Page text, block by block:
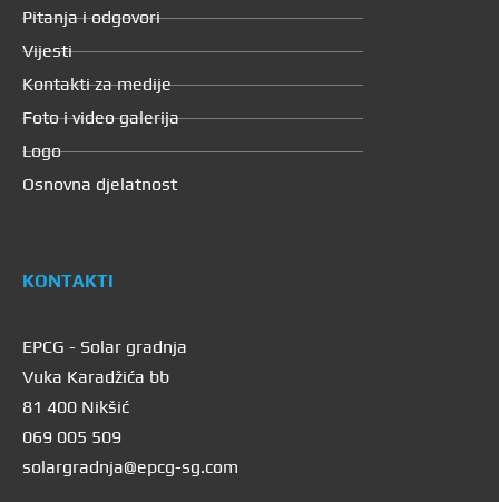
Pitanja i odgovori
Vijesti
Kontakti za medije
Foto i video galerija
Logo
Osnovna djelatnost
KONTAKTI
EPCG - Solar gradnja
Vuka Karadžića bb
81 400 Nikšić
069 005 509
solargradnja@epcg-sg.com